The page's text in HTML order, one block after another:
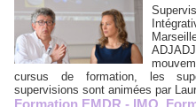
cursus de formation, les
supervisions sont animées par
Formation EMDR - IMO,